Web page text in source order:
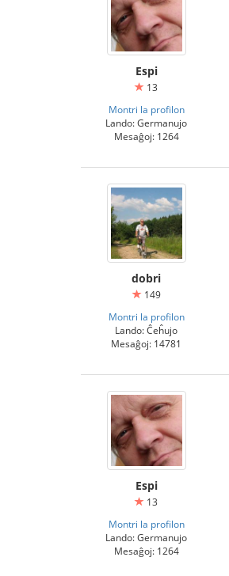
Espi
13
Montri la profilon
Lando: Germanujo
Mesaĝoj: 1264
dobri
149
Montri la profilon
Lando: Ĉeĥujo
Mesaĝoj: 14781
Espi
13
Montri la profilon
Lando: Germanujo
Mesaĝoj: 1264